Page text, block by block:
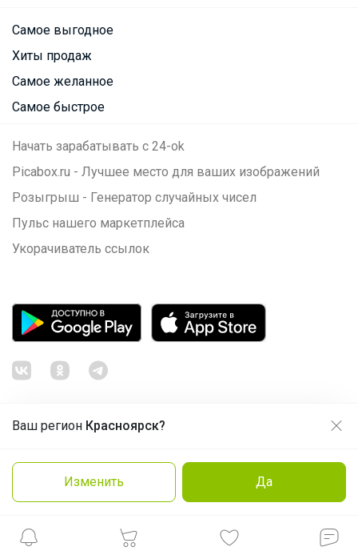
Ваш регион Красноярск?
Изменить Да
Самое выгодное
Хиты продаж
Самое желанное
Самое быстрое
Начать зарабатывать с 24-ok
Picabox.ru - Лучшее место для ваших изображений
Розыгрыш - Генератор случайных чисел
Пульс нашего маркетплейса
Укорачиватель ссылок
Политика конфиденциальности
Cоглашение пользователя
Продолжая использовать этот сайт и нажимая кнопку
Принять